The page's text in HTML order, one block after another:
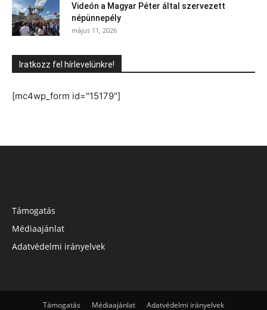
Videón a Magyar Péter által szervezett
népünnepély
május 11, 2026
Iratkozz fel hírlevelünkre!
[mc4wp_form id="15179"]
Támogatás
Médiaajánlat
Adatvédelmi irányelvek
Támogatás Médiaajánlat Adatvédelmi irányelvek